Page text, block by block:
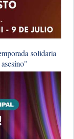
solidaria